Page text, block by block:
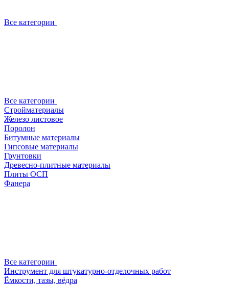
Все категории
Все категории
Стройматериалы
Железо листовое
Поролон
Битумные материалы
Гипсовые материалы
Грунтовки
Древесно-плитные материалы
Плиты ОСП
Фанера
Все категории
Инструмент для штукатурно-отделочных работ
Ёмкости, тазы, вёдра